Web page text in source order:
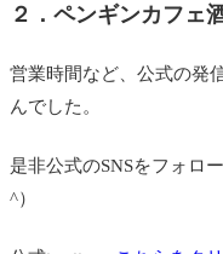
２．ペンギンカフェ
営業時間など、公式の発
んでした。
是非公式のSNSをフォロ
^）